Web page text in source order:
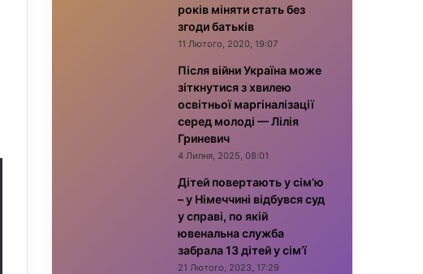
років міняти стать без
згоди батьків
11 Лютого, 2020, 19:07
Після війни Україна може
зіткнутися з хвилею
освітньої маргіналізації
серед молоді — Лілія
Гриневич
4 Липня, 2025, 08:01
Дітей повертають у сім’ю
– у Німеччині відбувся суд
у справі, по якій
ювенальна служба
забрала 13 дітей у сім’ї
21 Лютого, 2023, 17:29